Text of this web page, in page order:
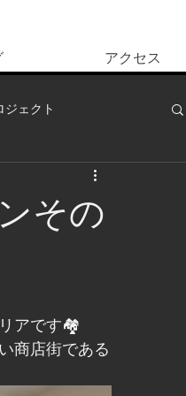
アクセス
ジェクト
その
リアです🏘
商店街である